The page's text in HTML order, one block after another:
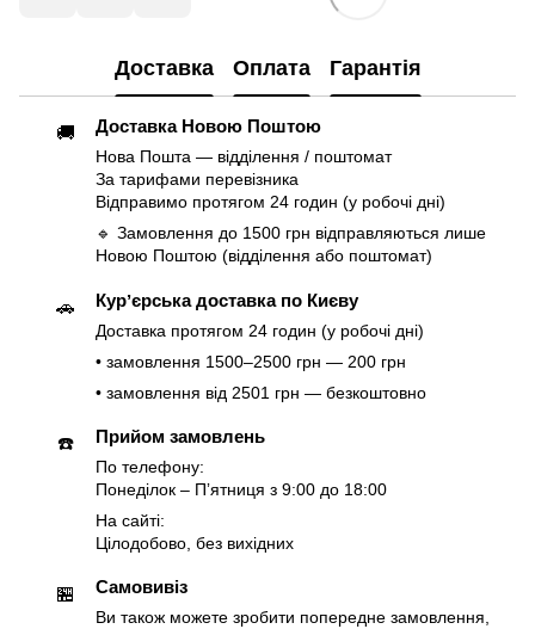
Доставка Оплата Гарантія
🚚 Доставка Новою Поштою
Нова Пошта — відділення / поштомат
За тарифами перевізника
Відправимо протягом 24 годин (у робочі дні)
🔹 Замовлення до 1500 грн відправляються лише
Новою Поштою (відділення або поштомат)
🚗 Курʼєрська доставка по Києву
Доставка протягом 24 годин (у робочі дні)
• замовлення 1500–2500 грн — 200 грн
• замовлення від 2501 грн — безкоштовно
☎️ Прийом замовлень
По телефону:
Понеділок – Пʼятниця з 9:00 до 18:00
На сайті:
Цілодобово, без вихідних
🏪 Самовивіз
Ви також можете зробити попередне замовлення,